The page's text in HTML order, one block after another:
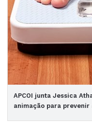
APCOI junta Jessica
animação para